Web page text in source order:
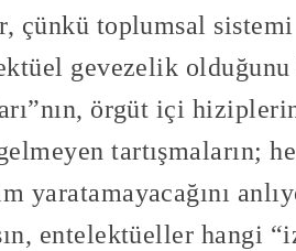
çünkü toplumsal
gevezelik
örgüt içi
tartışmaların;
yaratamayacağını
entelektüeller hangi